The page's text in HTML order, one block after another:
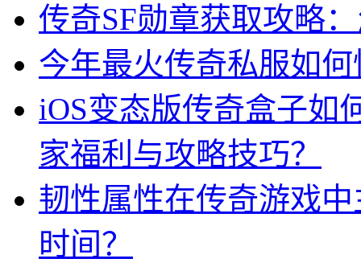
传奇SF勋章获取攻略
今年最火传奇私服如
iOS变态版传奇盒子如
家福利与攻略技巧？
韧性属性在传奇游戏
时间？